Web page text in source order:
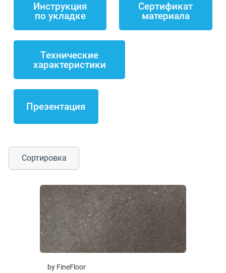
Инструкция
по укладке
Сертификат
материала
Технические
характеристики
Презентация
Сортировка
by FineFloor